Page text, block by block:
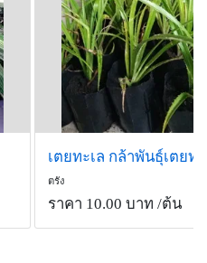
ตรัง
ราคา 10.00 บาท /ต้น